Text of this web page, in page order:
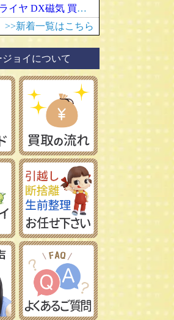
所
材社
学
世界忍者戦ジライヤ DX磁気 買取！
>>新着一覧はこちら
ジョイについて